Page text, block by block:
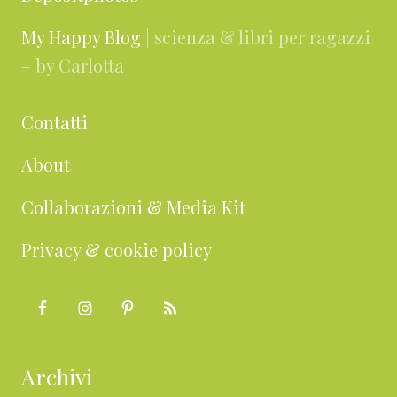
My Happy Blog | scienza & libri per ragazzi
– by Carlotta
Contatti
About
Collaborazioni & Media Kit
Privacy & cookie policy
Archivi